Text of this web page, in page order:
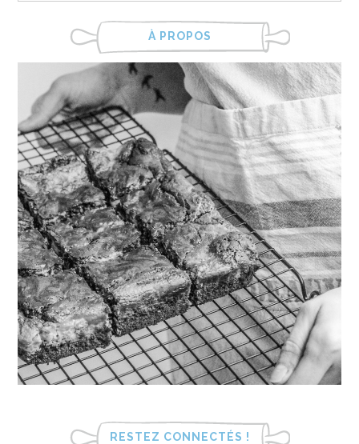
À PROPOS
RESTEZ CONNECTÉS !